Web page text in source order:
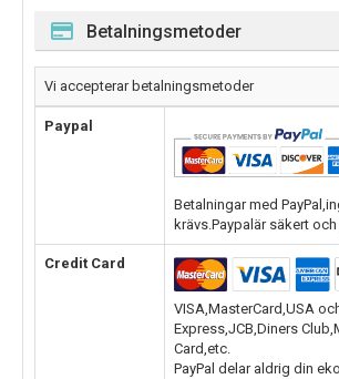
Betalningsmetoder
Vi accepterar betalningsmetoder
Paypal
Betalningar med
krävs.Paypalär säkert
Credit Card
VISA,MasterCard,USA
Express,JCB,Diners
Card,etc.
PayPal delar aldrig din